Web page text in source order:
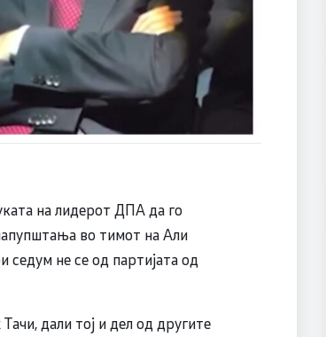
на лидерот ДПА да го
во тимот на Али
седум не се од партијата од
дали тој и дел од другите